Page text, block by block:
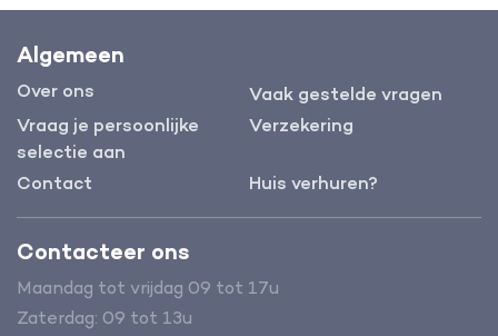
Algemeen
Over ons
Vaak gestelde vragen
Vraag je persoonlijke
selectie aan
Verzekering
Contact Huis verhuren?
Contacteer ons
Maandag tot vrijdag 09 tot 17u
Zaterdag: 09 tot 13u